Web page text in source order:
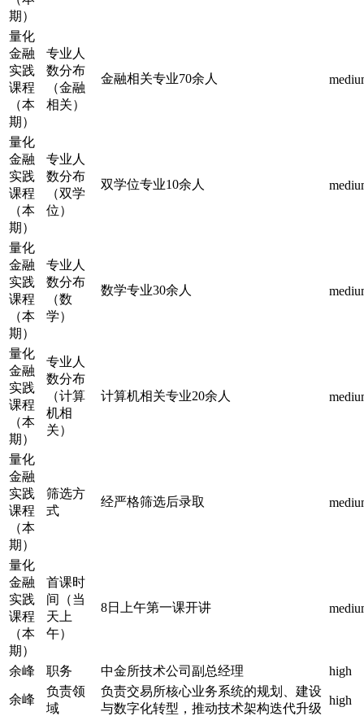
期）
量化
金融
实践
课程
（本
期）
专业人
数分布
（金融
相关）
金融相关专业70余人
量化
金融
实践
课程
（本
期）
专业人
数分布
（双学
位）
双学位专业10余人
量化
金融
实践
课程
（本
期）
专业人
数分布
（数
学）
数学专业30余人
量化
金融
实践
课程
（本
期）
专业人
数分布
（计算
机相
关）
计算机相关专业20余人
量化
金融
实践
课程
（本
期）
筛选方
式
经严格筛选后录取
量化
金融
实践
课程
（本
期）
首课时
间（当
天上
午）
8日上午第一课开讲
余峰 职务 中金所技术公司副总经理 high
余峰
负责领
域
负责交易所核心业务系统的规划、建设
与数字化转型，推动技术架构迭代升级
high